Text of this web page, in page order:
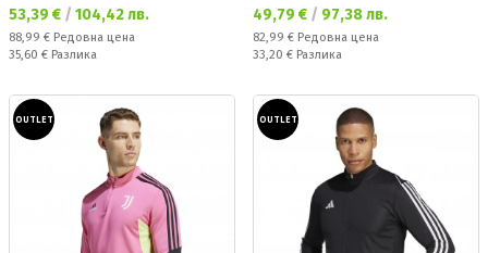
Текуща цена:
53,39 € / 104,42 лв.
Редовна цена:
88,99 € Редовна цена
Спестявате:
35,60 € Разлика
Текуща цена:
49,79 € / 97,38 лв.
Редовна цена:
82,99 € Редовна цена
Спестявате:
33,20 € Разлика
OUTLET OUTLET